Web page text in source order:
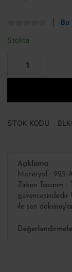
Stokta
STOK KODU
Açıklama
Materyal : 925
Zirkon Tasarım :
güvencesindedir
ile son